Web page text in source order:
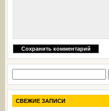
СВЕЖИЕ ЗАПИСИ